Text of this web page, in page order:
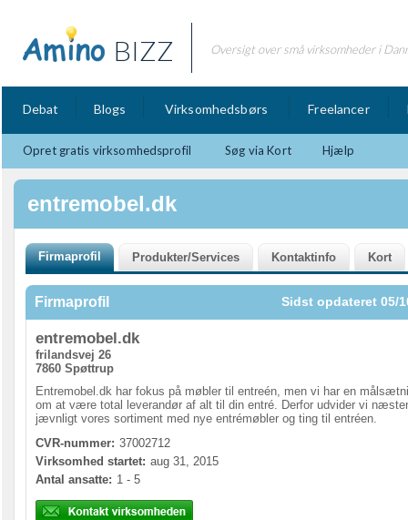
BIZZ Oversigt over små virksomheder i
Debat Blogs Virksomhedsbørs Freelancer
Opret gratis virksomhedsprofil Søg via Kort Hjælp
entremobel.dk
Firmaprofil Sidst opdateret 05/
entremobel.dk
frilandsvej 26
7860 Spøttrup
Entremobel.dk har fokus på møbler til entreén, men vi har en
om at være total leverandør af alt til din entré. Derfor udvider vi
jævnligt vores sortiment med nye entrémøbler og ting til entréen.
CVR-nummer: 37002712
Virksomhed startet: aug 31, 2015
Antal ansatte: 1 - 5